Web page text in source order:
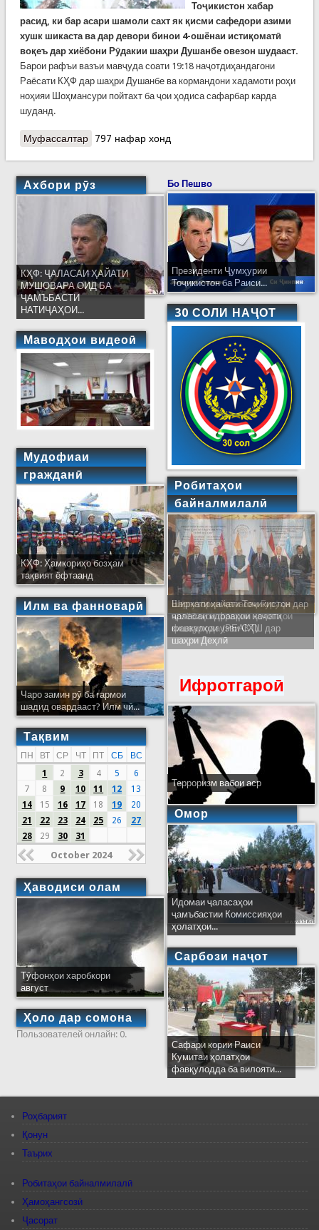
Тоҷикистон хабар
расид, ки бар асари шамоли сахт як қисми сафедори азими
хушк шикаста ва дар девори бинои 4-ошёнаи истиқоматӣ
воқеъ дар хиёбони Рӯдакии шаҳри Душанбе овезон шудааст.
Барои рафъи вазъи мавҷуда соати 19:18 наҷотдиҳандагони
Раёсати КҲФ дар шаҳри Душанбе ва кормандони хадамоти роҳи
ноҳияи Шоҳмансури пойтахт ба ҷои ҳодиса сафарбар карда
шуданд.
Муфассалтаро Хатари як дарахти шикаста дар як бино
797 нафар хонд
Ахбори рӯз
КҲФ: ҶАЛАСАИ ҲАЙАТИ
МУШОВАРА ОИД БА
ҶАМЪБАСТИ
НАТИҶАҲОИ...
Маводҳои видеоӣ
Мудофиаи
гражданӣ
КҲФ: Ҳамкориҳо бозҳам
тақвият ёфтаанд
Илм ва фанноварӣ
Чаро замин рӯ ба гармои
шадид овардааст? Илм чӣ...
Тақвим
ПН ВТ СР ЧТ ПТ СБ
ВС
1
2 3 4 5
6
7
8 9 10 11 12
13
14
15 16 17 18 19
20
21
22 23 24 25 26
27
28
29 30 31
October 2024
Ҳаводиси олам
Тӯфонҳои харобкори
август
Ҳоло дар сомона
Пользователей онлайн: 0.
Бо Пешво
Президенти Ҷумҳурии
Тоҷикистон ба Раиси...
30 СОЛИ НАҶОТ
Робитаҳои
байналмилалӣ
Ширкати ҳайати Тоҷикистон дар
ҷаласаи идораҳои наҷоти
кишварҳои узви СҲШ дар
шаҳри Деҳлӣ
Ифротгароӣ
Терроризм вабои аср
Омор
Идомаи ҷаласаҳои
ҷамъбастии Комиссияҳои
ҳолатҳои...
Сарбози наҷот
Сафари кории Раиси
Кумитаи ҳолатҳои
фавқулодда ба вилояти...
Роҳбарият
Қонун
Таърих
Робитаҳои байналмилалӣ
Ҳамоҳангсозӣ
Ҷасорат